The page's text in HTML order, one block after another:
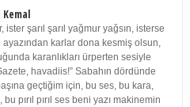
Kemal
ister şarıl şarıl yağmur yağsın, isterse
karlar dona kesmiş olsun,
karanlıkları ürperten sesiyle
havadiis!” Sabahın dördünde
geçtiğim için, bu ses, bu kara,
pırıl pırıl ses beni yazı makinemin